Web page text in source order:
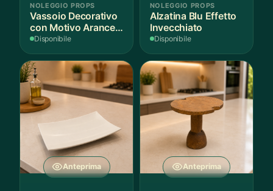
NOLEGGIO PROPS
Vassoio Decorativo
con Motivo Arance e
Foglie
Disponibile
NOLEGGIO PROPS
Alzatina Blu Effetto
Invecchiato
Disponibile
Anteprima Anteprima